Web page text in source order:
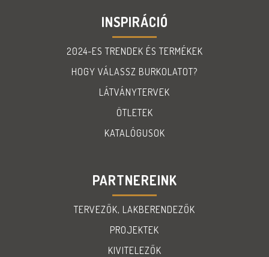
INSPIRÁCIÓ
2024-ES TRENDEK ÉS TERMÉKEK
HOGY VÁLASSZ BURKOLATOT?
LÁTVÁNYTERVEK
ÖTLETEK
KATALÓGUSOK
PARTNEREINK
TERVEZŐK, LAKBERENDEZŐK
PROJEKTEK
KIVITELEZŐK